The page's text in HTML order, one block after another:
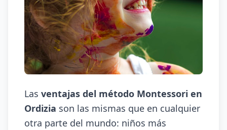
Las ventajas del método Montessori en
Ordizia son las mismas que en cualquier
otra parte del mundo: niños más